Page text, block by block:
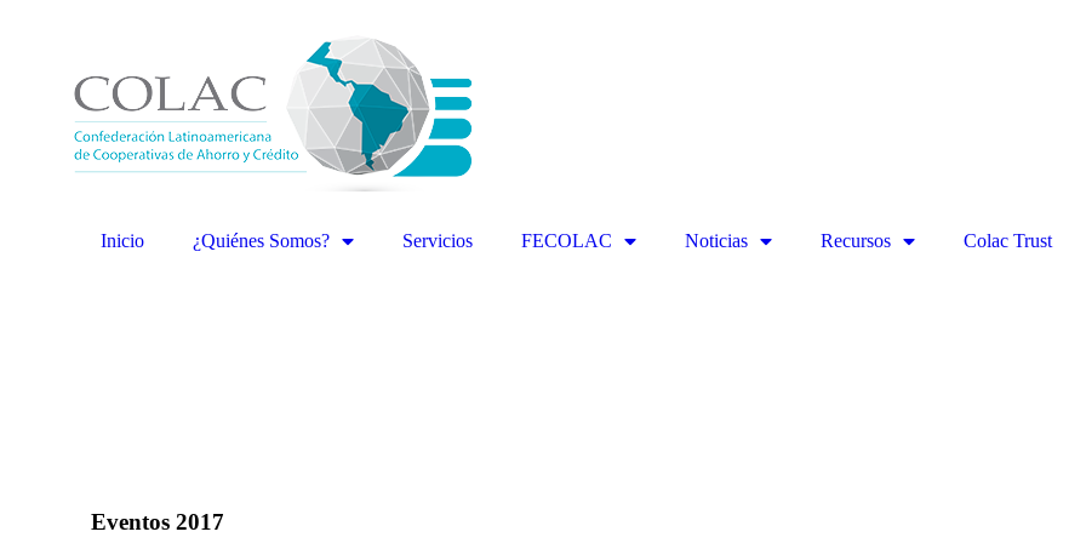
Inicio ¿Quiénes Somos? Servicios FECOLAC Noticias Recursos Colac Trust
Eventos 2017